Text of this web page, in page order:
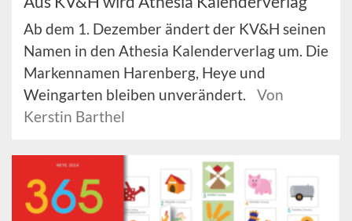
Ab dem 1. Dezember ändert der KV&H seinen
Namen in den Athesia Kalenderverlag um. Die
Markennamen Harenberg, Heye und
Weingarten bleiben unverändert.
Von
Kerstin Barthel